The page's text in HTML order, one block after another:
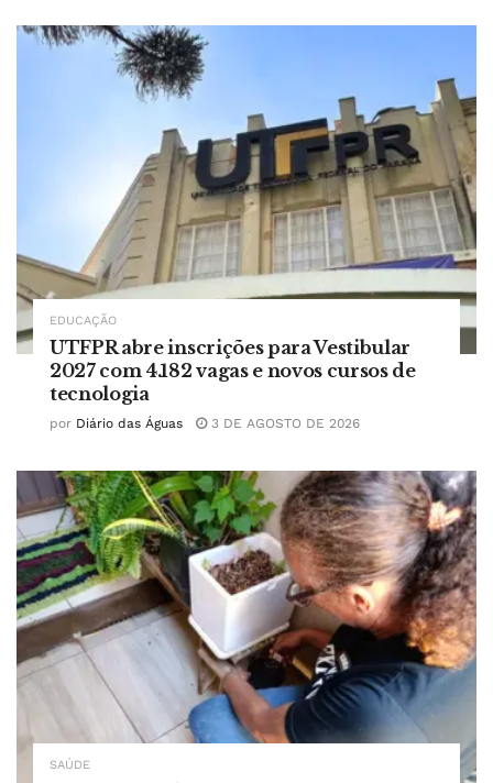
EDUCAÇÃO
UTFPR abre inscrições para Vestibular
2027 com 4.182 vagas e novos cursos de
tecnologia
por Diário das Águas 3 DE AGOSTO DE 2026
SAÚDE